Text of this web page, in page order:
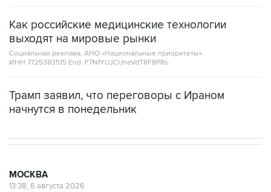
Как российские медицинские технологии
выходят на мировые рынки
Социальная реклама, АНО «Национальные приоритеты».
ИНН 7725383515 Erid: F7NfYUJCUneVdTRF8PRs
Трамп заявил, что переговоры с Ираном
начнутся в понедельник
МОСКВА
13:38, 6 августа 2026